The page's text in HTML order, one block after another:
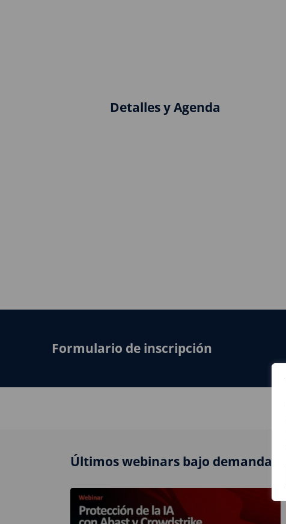
Detalles y Agenda
Formulario de inscripción
Últimos webinars bajo demanda